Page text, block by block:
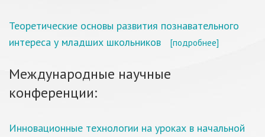
Теоретические основы развития познавательного
интереса у младших школьников
[подробнее]
Международные научные
конференции:
Инновационные технологии на уроках в начальной